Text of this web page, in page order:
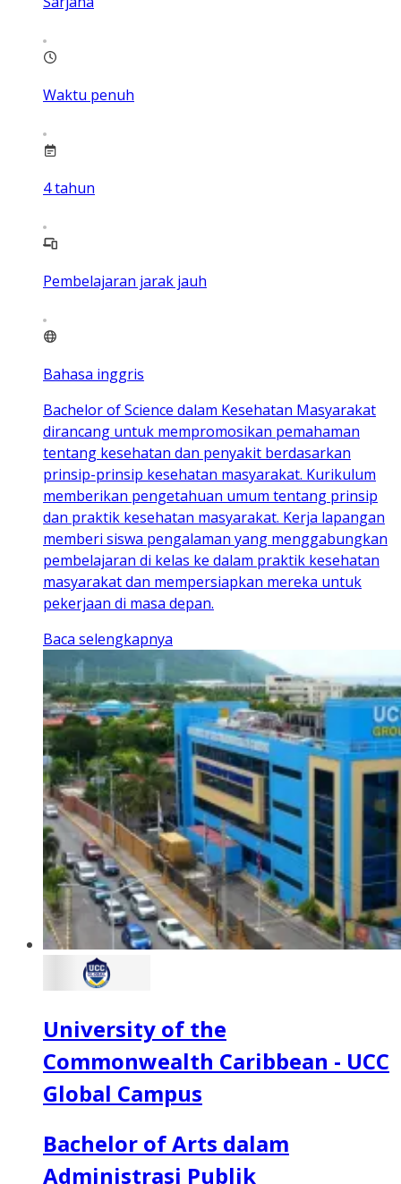
Waktu penuh
4tahun
Pembelajaran jarak jauh
Bahasa inggris
Bachelor of Science dalam Kesehatan Masyarakat
dirancang untuk mempromosikan pemahaman
tentang kesehatan dan penyakit berdasarkan
prinsip-prinsip kesehatan masyarakat. Kurikulum
memberikan pengetahuan umum tentang prinsip
dan praktik kesehatan masyarakat. Kerja lapangan
memberi siswa pengalaman yang menggabungkan
pembelajaran di kelas ke dalam praktik kesehatan
masyarakat dan mempersiapkan mereka untuk
pekerjaan di masa depan.
Baca selengkapnya
University of the
Commonwealth Caribbean - UCC
Global Campus
Bachelor of Arts dalam
Administrasi Publik